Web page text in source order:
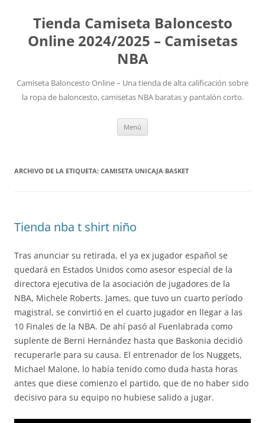
Tienda Camiseta Baloncesto
Online 2024/2025 – Camisetas
NBA
Camiseta Baloncesto Online – Una tienda de alta calificación sobre
la ropa de baloncesto, camisetas NBA baratas y pantalón corto.
Menú
ARCHIVO DE LA ETIQUETA: CAMISETA UNICAJA BASKET
Tienda nba t shirt niño
Tras anunciar su retirada, el ya ex jugador español se
quedará en Estados Unidos como asesor especial de la
directora ejecutiva de la asociación de jugadores de la
NBA, Michele Roberts. James, que tuvo un cuarto período
magistral, se convirtió en el cuarto jugador en llegar a las
10 Finales de la NBA. De ahí pasó al Fuenlabrada como
suplente de Berni Hernández hasta que Baskonia decidió
recuperarle para su causa. El entrenador de los Nuggets,
Michael Malone, lo había tenido como duda hasta horas
antes que diese comienzo el partido, que de no haber sido
decisivo para su equipo no hubiese salido a jugar.